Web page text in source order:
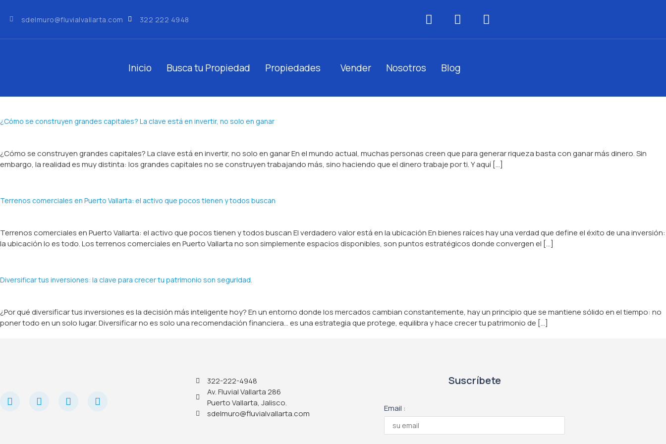
sdelmuro@fluvialvallarta.com 322 222 4948
Inicio Busca tu Propiedad Propiedades Vender Nosotros Blog
¿Cómo se construyen grandes capitales? La clave está en invertir, no solo en ganar
¿Cómo se construyen grandes capitales? La clave está en invertir, no solo en ganar En el mundo actual, muchas personas creen que para generar riqueza basta con ganar más dinero. Sin
embargo, la realidad es muy distinta: los grandes capitales no se construyen trabajando más, sino haciendo que el dinero trabaje por ti. Y aquí […]
Terrenos comerciales en Puerto Vallarta: el activo que pocos tienen y todos buscan
Terrenos comerciales en Puerto Vallarta: el activo que pocos tienen y todos buscan El verdadero valor está en la ubicación En bienes raíces hay una verdad que define el éxito de una inversión:
la ubicación lo es todo. Los terrenos comerciales en Puerto Vallarta no son simplemente espacios disponibles, son puntos estratégicos donde convergen el […]
Diversificar tus inversiones: la clave para crecer tu patrimonio son seguridad.
¿Por qué diversificar tus inversiones es la decisión más inteligente hoy? En un entorno donde los mercados cambian constantemente, hay un principio que se mantiene sólido en el tiempo: no
poner todo en un solo lugar. Diversificar no es solo una recomendación financiera… es una estrategia que protege, equilibra y hace crecer tu patrimonio de […]
322-222-4948
Av. Fluvial Vallarta 286
Puerto Vallarta, Jalisco.
sdelmuro@fluvialvallarta.com
Suscríbete
Email :